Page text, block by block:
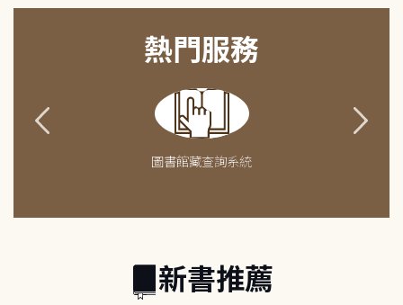
熱門服務
圖書館藏查詢系統
新書推薦